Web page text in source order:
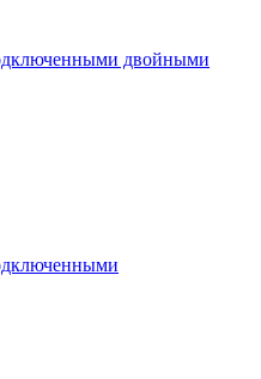
двойными